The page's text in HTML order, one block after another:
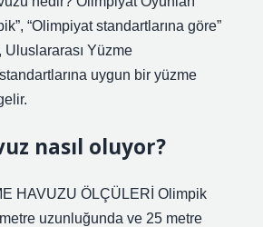
“Olimpiyat standartlarına göre”
Uluslararası Yüzme
uygun bir yüzme
nasıl oluyor?
HAVUZU ÖLÇÜLERİ Olimpik
uzunluğunda ve 25 metre